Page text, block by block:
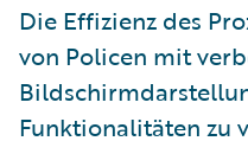
Die Effizienz des
von Policen mit
Funktionalitäten zu